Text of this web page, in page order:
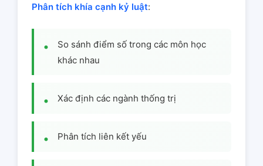
Phân tích khía cạnh kỷ luật:
So sánh điểm số trong các môn học
khác nhau
Xác định các ngành thống trị
Phân tích liên kết yếu